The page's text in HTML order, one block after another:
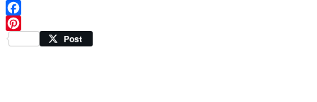
Facebook
Pinterest
Post